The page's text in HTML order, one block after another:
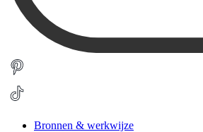
Bronnen & werkwijze